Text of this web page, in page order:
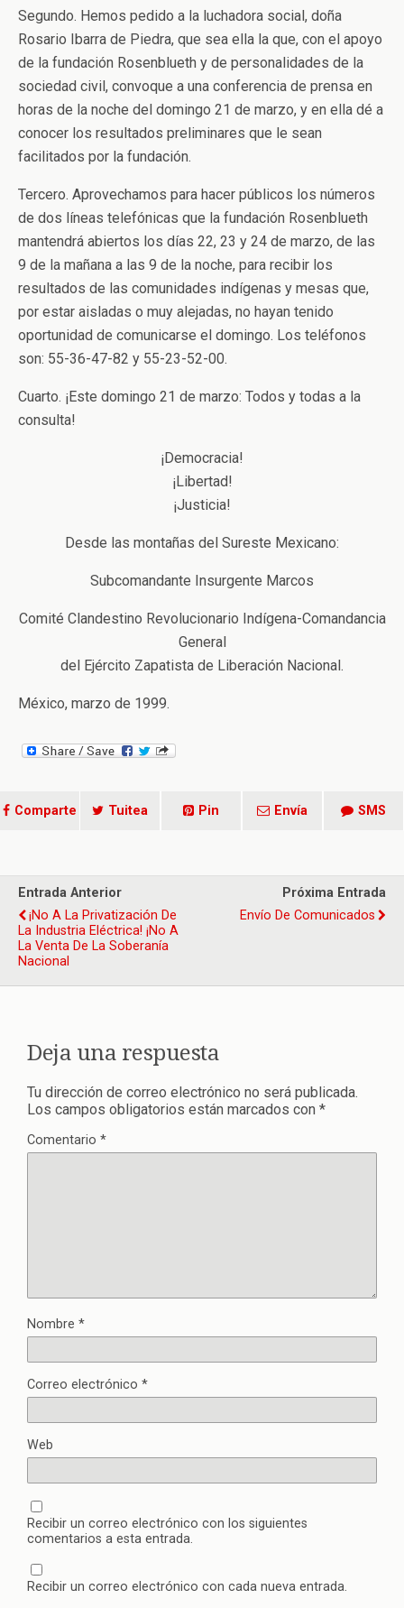
Segundo. Hemos pedido a la luchadora social, doña
Rosario Ibarra de Piedra, que sea ella la que, con el apoyo
de la fundación Rosenblueth y de personalidades de la
sociedad civil, convoque a una conferencia de prensa en
horas de la noche del domingo 21 de marzo, y en ella dé a
conocer los resultados preliminares que le sean
facilitados por la fundación.
Tercero. Aprovechamos para hacer públicos los números
de dos líneas telefónicas que la fundación Rosenblueth
mantendrá abiertos los días 22, 23 y 24 de marzo, de las
9 de la mañana a las 9 de la noche, para recibir los
resultados de las comunidades indígenas y mesas que,
por estar aisladas o muy alejadas, no hayan tenido
oportunidad de comunicarse el domingo. Los teléfonos
son: 55-36-47-82 y 55-23-52-00.
Cuarto. ¡Este domingo 21 de marzo: Todos y todas a la
consulta!
¡Democracia!
¡Libertad!
¡Justicia!
Desde las montañas del Sureste Mexicano:
Subcomandante Insurgente Marcos
Comité Clandestino Revolucionario Indígena-Comandancia
General
del Ejército Zapatista de Liberación Nacional.
México, marzo de 1999.
Comparte Tuitea Pin Envía SMS
Entrada Anterior
¡No A La Privatización De
La Industria Eléctrica! ¡No A
La Venta De La Soberanía
Nacional
Próxima Entrada
Envío De Comunicados
Deja una respuesta
Tu dirección de correo electrónico no será publicada.
Los campos obligatorios están marcados con *
Comentario *
Nombre *
Correo electrónico *
Web
Recibir un correo electrónico con los siguientes
comentarios a esta entrada.
Recibir un correo electrónico con cada nueva entrada.